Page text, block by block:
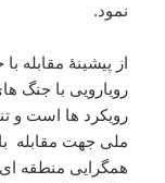
نمود.
از پیشینۀ مقابله
رویارویی با جنگ
رویکرد ها است و
ملی جهت مقابله
همگرایی منطقه